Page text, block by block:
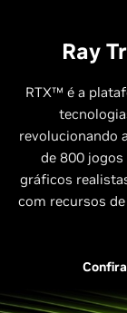
Ray
RTX™ é a
revolucionando
de 800
gráficos
com recursos